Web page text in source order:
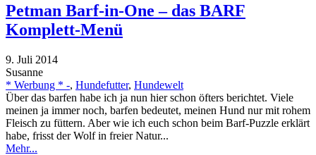
Petman Barf-in-One – das BARF
Komplett-Menü
9. Juli 2014
Susanne
* Werbung * -, Hundefutter, Hundewelt
Über das barfen habe ich ja nun hier schon öfters berichtet. Viele
meinen ja immer noch, barfen bedeutet, meinen Hund nur mit rohem
Fleisch zu füttern. Aber wie ich euch schon beim Barf-Puzzle erklärt
habe, frisst der Wolf in freier Natur...
Mehr...